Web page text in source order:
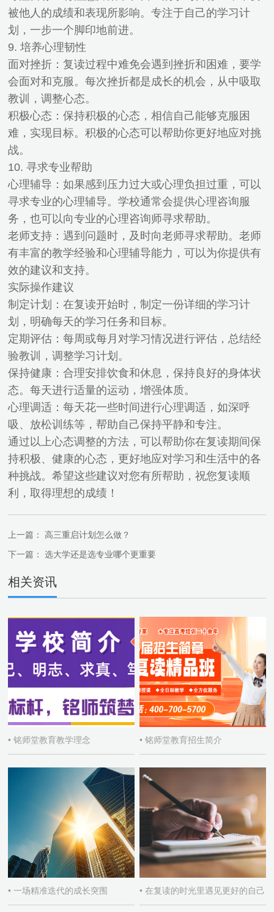
被他人的成绩和表现所影响。专注于自己的学习计
划，一步一个脚印地前进。
9. 培养心理韧性
面对挫折：复读过程中难免会遇到挫折和困难，要学
会面对和克服。每次挫折都是成长的机会，从中吸取
教训，调整心态。
积极心态：保持积极的心态，相信自己能够克服困
难，实现目标。积极的心态可以帮助你更好地应对挑
战。
10. 寻求专业帮助
心理辅导：如果感到压力过大或心理负担过重，可以
寻求专业的心理辅导。学校通常会提供心理咨询服
务，也可以向专业的心理咨询师寻求帮助。
老师支持：遇到问题时，及时向老师寻求帮助。老师
有丰富的教学经验和心理辅导能力，可以为你提供有
效的建议和支持。
实际操作建议
制定计划：在复读开始时，制定一份详细的学习计
划，明确每天的学习任务和目标。
定期评估：每周或每月对学习情况进行评估，总结经
验教训，调整学习计划。
保持健康：合理安排饮食和休息，保持良好的身体状
态。每天进行适量的运动，增强体质。
心理调适：每天花一些时间进行心理调适，如深呼
吸、放松训练等，帮助自己保持平静和专注。
通过以上心态调整的方法，可以帮助你在复读期间保
持积极、健康的心态，更好地应对学习和生活中的各
种挑战。希望这些建议对您有所帮助，祝您复读顺
利，取得理想的成绩！
上一篇：
高三重启计划怎么做？
下一篇：
选大学还是选专业哪个更重要
相关资讯
• 铭师堂教育教学理念 • 铭师堂教育招生简介
• 一场精准迭代的成长突围 • 在复读的时光里遇见更好的自己